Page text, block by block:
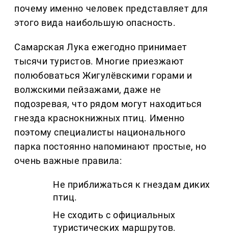
почему именно человек представляет для
этого вида наибольшую опасность.
Самарская Лука ежегодно принимает
тысячи туристов. Многие приезжают
полюбоваться Жигулёвскими горами и
волжскими пейзажами, даже не
подозревая, что рядом могут находиться
гнезда краснокнижных птиц. Именно
поэтому специалисты национального
парка постоянно напоминают простые, но
очень важные правила:
Не приближаться к гнездам диких
птиц.
Не сходить с официальных
туристических маршрутов.